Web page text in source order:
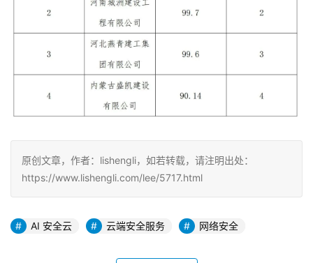
原创文章，作者：lishengli，如若转载，请注明出处：
https://www.lishengli.com/lee/5717.html
AI 安全云 云端安全服务 网络安全